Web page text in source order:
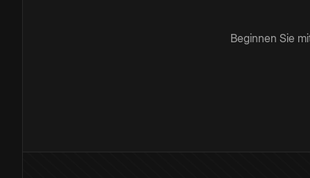
Beginnen Sie